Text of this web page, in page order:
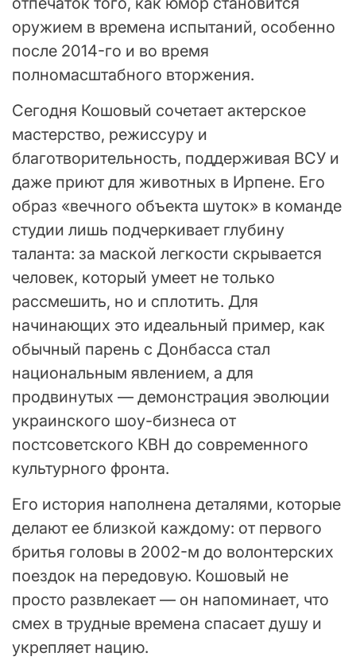
оружием в времена испытаний, особенно
после 2014-го и во время
полномасштабного вторжения.
Сегодня Кошовый сочетает актерское
мастерство, режиссуру и
благотворительность, поддерживая ВСУ и
даже приют для животных в Ирпене. Его
образ «вечного объекта шуток» в команде
студии лишь подчеркивает глубину
таланта: за маской легкости скрывается
человек, который умеет не только
рассмешить, но и сплотить. Для
начинающих это идеальный пример, как
обычный парень с Донбасса стал
национальным явлением, а для
продвинутых — демонстрация эволюции
украинского шоу-бизнеса от
постсоветского КВН до современного
культурного фронта.
Его история наполнена деталями, которые
делают ее близкой каждому: от первого
бритья головы в 2002-м до волонтерских
поездок на передовую. Кошовый не
просто развлекает — он напоминает, что
смех в трудные времена спасает душу и
укрепляет нацию.